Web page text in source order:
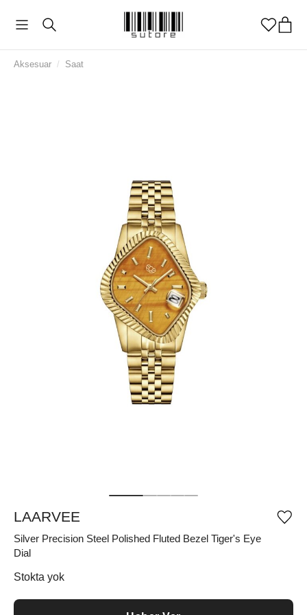
Aksesuar / Saat
LAARVEE
Silver Precision Steel Polished Fluted Bezel Tiger's Eye
Dial
Stokta yok